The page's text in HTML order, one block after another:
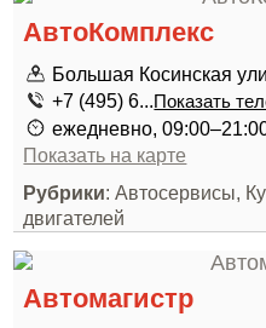
АвтоКомплекс
Большая Косинская
+7 (495) 6...Показать
ежедневно,
Показать на карте
Рубрики: Автосервисы,
двигателей
Автомагистр